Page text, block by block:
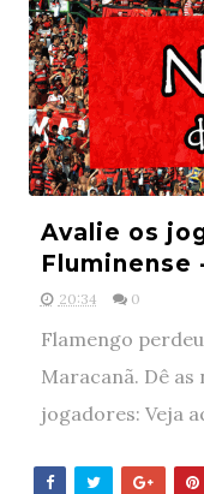
Avalie os
Fluminense
20:34 0
Flamengo
Maracanã. Dê as
jogadores: Veja